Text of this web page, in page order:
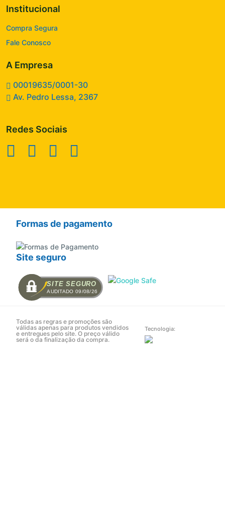
Institucional
Compra Segura
Fale Conosco
A Empresa
00019635/0001-30
Av. Pedro Lessa, 2367
Redes Sociais
Formas de pagamento
Site seguro
SITE SEGURO
AUDITADO 09/08/26
Todas as regras e promoções são
válidas apenas para produtos vendidos
e entregues pelo site. O preço válido
será o da finalização da compra.
Tecnologia: